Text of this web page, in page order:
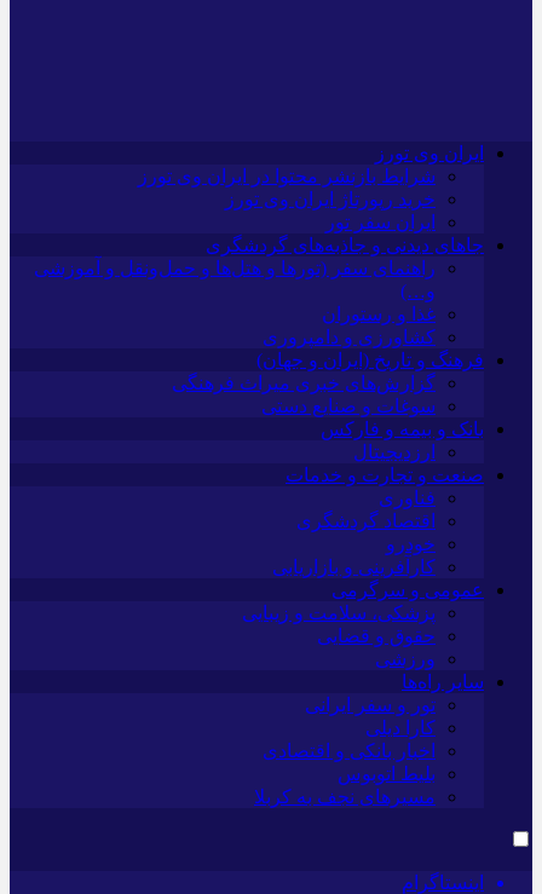
ایران وی تورز
شرایط بازنشر محتوا در ایران وی تورز
خرید رپورتاژ ایران وی تورز
ایران سفر تور
جاهای دیدنی و جاذبه‌های گردشگری
راهنمای سفر (تورها و هتل‌ها و حمل‌و‌نقل و آموزشی
و…)
غذا و رستوران
کشاورزی و دامپروری
فرهنگ و تاریخ (ایران و جهان)
گزارش‌های خبری میراث فرهنگی
سوغات و صنایع دستی
بانک و بیمه و فارکس
ارزدیجیتال
صنعت و تجارت و خدمات
فناوری
اقتصاد گردشگری
خودرو
کارآفرینی و بازاریابی
عمومی و سرگرمی
پزشکی، سلامت و زیبایی
حقوق و قضایی
ورزشی
سایر راه‌ها
تور و سفر ایرانی
کارا دیلی
اخبار بانکی و اقتصادی
بلیط اتوبوس
مسیرهای نجف به کربلا
اینستاگرام